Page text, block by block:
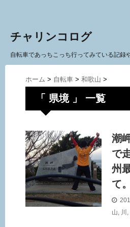
チャリンコログ
自転車であっちこっち行ってみている記録
ホーム > 自転車 > 和歌山 >
「 県境 」 一覧
潮
で
州
て
山, 川 ,